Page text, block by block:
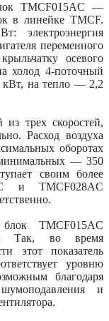
TMCF015AС —
в линейке TMCF.
электроэнергия
переменного
осевого
холод 4-поточный
кВт, на тепло — 2,2
трех скоростей,
Расход воздуха
оборотах
— 350
своим более
и TMCF028AС
TMCF015AС
Так, во время
этот показатель
уровню
благодаря
и